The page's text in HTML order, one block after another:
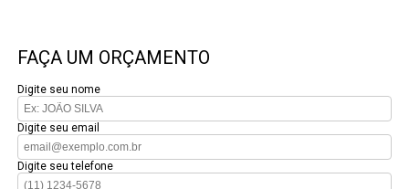
FAÇA UM ORÇAMENTO
Digite seu nome
Digite seu email
Digite seu telefone